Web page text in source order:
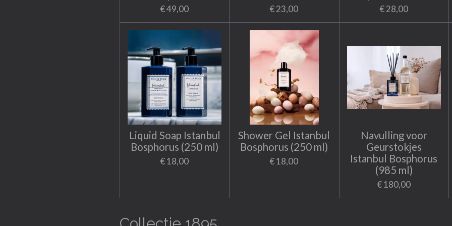
€ 49,00 € 23,00 € 28,00
Liquid Soap Istanbul
Bosphorus (250 ml)
€ 18,00
Shower Gel Istanbul
Bosphorus (250 ml)
€ 18,00
Navulling voor
Geurstokjes
Istanbul Bosphorus
(985 ml)
€ 180,00